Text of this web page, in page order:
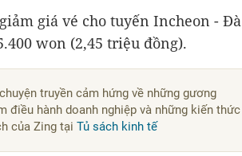
giá vé cho tuyến Incheon - Đà
won (2,45 triệu đồng).
truyền cảm hứng về những gương
điều hành doanh nghiệp và những kiến thức
của Zing tại Tủ sách kinh tế